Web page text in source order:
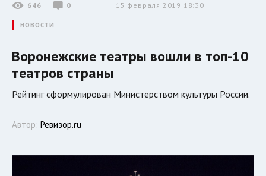
646 0 15 февраля 2019 18:30
НОВОСТИ
Воронежские театры вошли в топ-10
театров страны
Рейтинг сформулирован Министерством культуры России.
Автор: Ревизор.ru